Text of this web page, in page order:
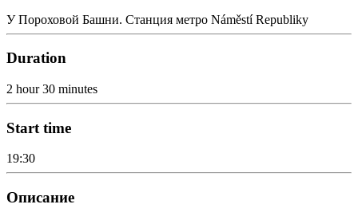
У Пороховой Башни. Станция метро Náměstí Republiky
Duration
2 hour 30 minutes
Start time
19:30
Описание